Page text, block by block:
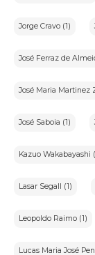
Jorge Cravo (1)
José Ferraz de
José Maria Martinez
José Saboia (1)
Kazuo Wakabayashi
Lasar Segall (1)
Leopoldo Raimo (1)
Lucas Maria José